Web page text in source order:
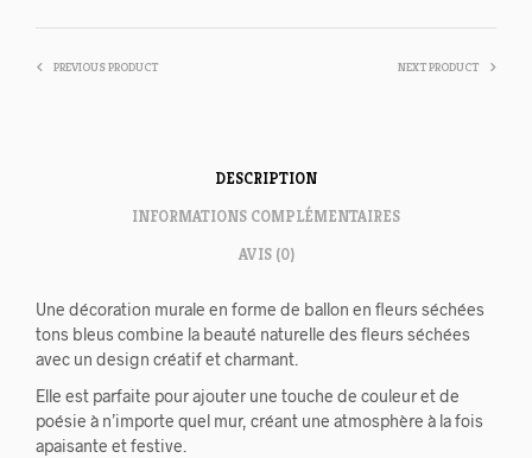
PREVIOUS PRODUCT NEXT PRODUCT
DESCRIPTION
INFORMATIONS COMPLÉMENTAIRES
AVIS (0)
Une décoration murale en forme de ballon en fleurs séchées
tons bleus combine la beauté naturelle des fleurs séchées
avec un design créatif et charmant.
Elle est parfaite pour ajouter une touche de couleur et de
poésie à n’importe quel mur, créant une atmosphère à la fois
apaisante et festive.